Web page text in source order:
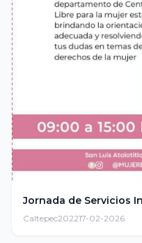
Jornada de Servicios
Caltepec202217-02-2026